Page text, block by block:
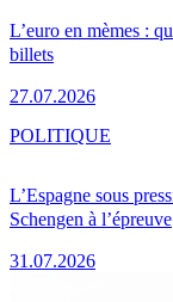
L’euro en mèmes :
billets
27.07.2026
L’Espagne sous
Schengen à l’épreuve
31.07.2026
POLITIQUE